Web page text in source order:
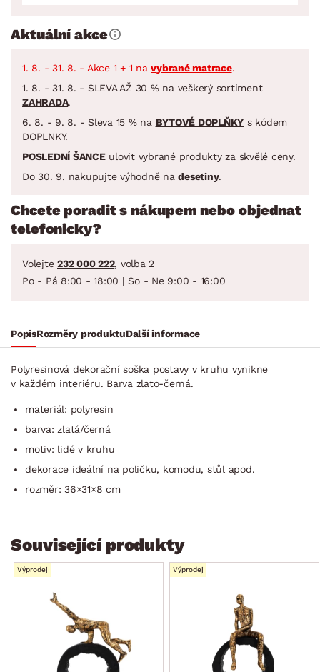
Aktuální akce
1. 8. - 31. 8. - Akce 1 + 1 navybrané matrace.
1. 8. - 31. 8. - SLEVA AŽ 30 % na veškerý sortiment
ZAHRADA.
6. 8. - 9. 8. - Sleva 15 % na BYTOVÉ DOPLŇKY s kódem
DOPLNKY.
POSLEDNÍ ŠANCEulovit vybrané produkty za skvělé ceny.
Do 30. 9. nakupujte výhodně nadesetiny.
Chcete poradit s nákupem nebo objednat
telefonicky?
Volejte 232 000 222, volba 2
Po - Pá 8:00 - 18:00 | So - Ne 9:00 - 16:00
PopisRozměry produktuDalší informace
Polyresinová dekorační soška postavy v kruhu vynikne
v každém interiéru. Barva zlato-černá.
materiál: polyresin
barva: zlatá/černá
motiv: lidé v kruhu
dekorace ideální na poličku, komodu, stůl apod.
rozměr: 36×31×8 cm
Související produkty
Výprodej Výprodej